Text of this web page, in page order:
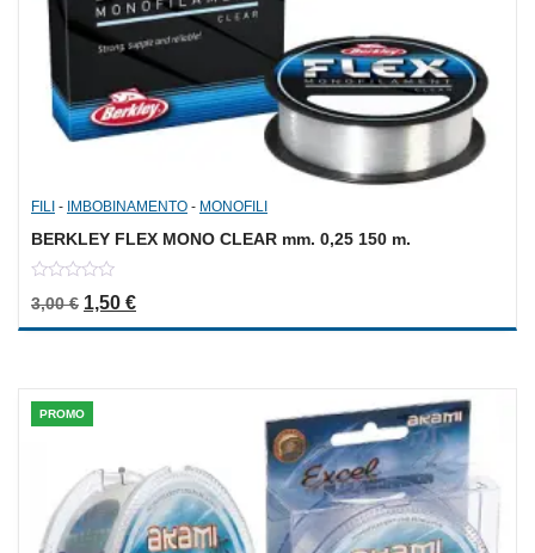
FILI - IMBOBINAMENTO - MONOFILI
BERKLEY FLEX MONO CLEAR mm. 0,25 150 m.
out
of
3,00€ Il prezzo originale era: 3,00 €.
1,50 €Il prezzo attuale è: 1,50 €.
PROMO